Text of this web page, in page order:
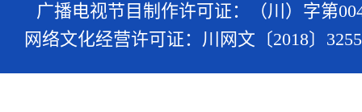
广播电视节目制作许可证：（川）字第
网络文化经营许可证：川网文〔2018〕